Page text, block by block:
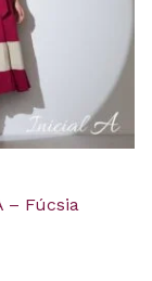
– Fúcsia